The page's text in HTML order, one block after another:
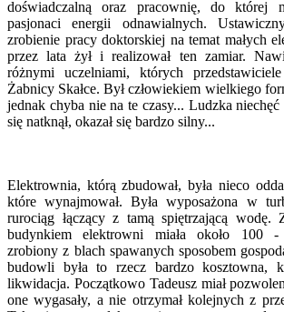
doświadczalną oraz pracownię, do której
pasjonaci energii odnawialnych.
zrobienie pracy doktorskiej na temat małych
przez lata żył i realizował ten zamiar.
różnymi uczelniami, których
Żabnicy Skałce. Był człowiekiem wielkiego
jednak chyba nie na te czasy... Ludzka
się natknął, okazał się bardzo silny...
Elektrownia, którą zbudował, była nieco
które wynajmował. Była wyposażona w
rurociąg łączący z tamą spiętrzającą wodę.
budynkiem elektrowni miała około 100
zrobiony z blach spawanych sposobem
budowli była to rzecz bardzo kosztowna,
likwidacja. Początkowo Tadeusz miał
one wygasały, a nie otrzymał kolejnych z